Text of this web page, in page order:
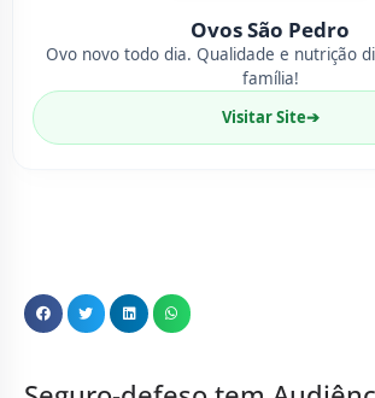
Ovos São Pedro
Ovo novo todo dia. Qualidade e nutrição
família!
Visitar Site➔